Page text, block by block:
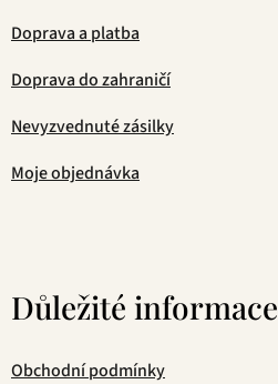
Doprava a platba
Doprava do zahraničí
Nevyzvednuté zásilky
Moje objednávka
Důležité informace
Obchodní podmínky